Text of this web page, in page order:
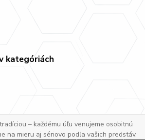
kategóriách
– každému úľu venujeme osobitnú
na mieru aj sériovo podľa vašich predstáv.